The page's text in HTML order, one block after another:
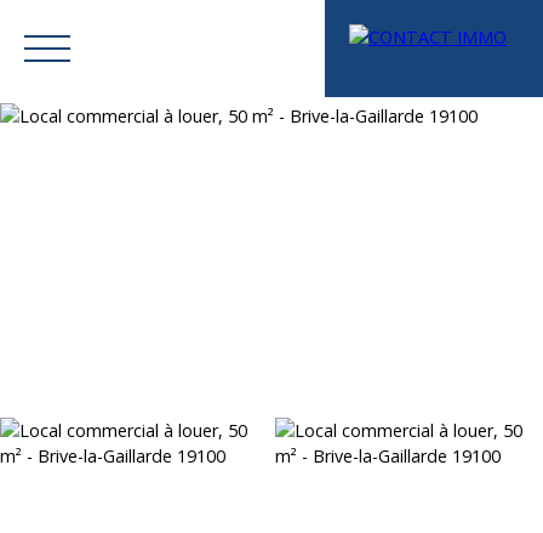
Mes favoris Espace vendeur Estimation